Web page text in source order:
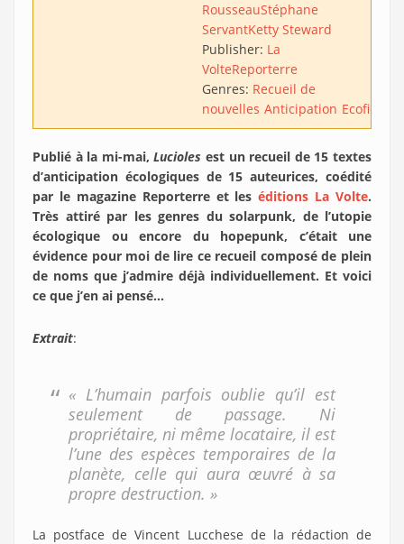
RousseauStéphane
ServantKetty Steward
Publisher: La
VolteReporterre
Genres: Recueil de
nouvelles Anticipation Ecofiction
Publié à la mi-mai,Lucioles est un recueil de 15 textes
d’anticipation écologiques de 15 auteurices, coédité
par le magazine Reporterre et leséditions La Volte.
Très attiré par les genres du solarpunk, de l’utopie
écologique ou encore du hopepunk, c’était une
évidence pour moi de lire ce recueil composé de plein
de noms que j’admire déjà individuellement. Et voici
ce que j’en ai pensé…
Extrait:
« L’humain parfois oublie qu’il est
seulement de passage. Ni
propriétaire, ni même locataire, il est
l’une des espèces temporaires de la
planète, celle qui aura œuvré à sa
propre destruction. »
La postface de Vincent Lucchese de la rédaction de